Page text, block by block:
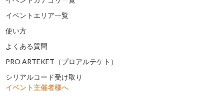
イベントエリア一覧
使い方
よくある質問
PRO ARTEKET（プロアルテケト）
シリアルコード受け取り
イベント主催者様へ